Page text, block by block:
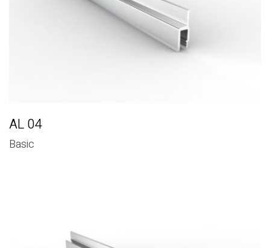
AL 04
Basic